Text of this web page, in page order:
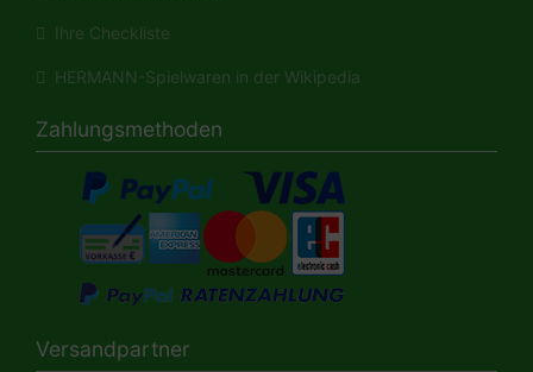
Ihre Checkliste
HERMANN-Spielwaren in der Wikipedia
Zahlungsmethoden
Versandpartner